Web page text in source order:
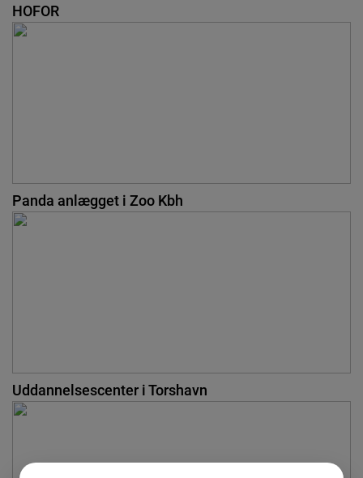
HOFOR
Panda anlægget i Zoo Kbh
Uddannelsescenter i Torshavn